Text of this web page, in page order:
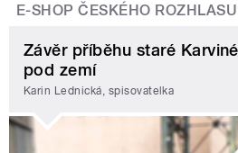
E-SHOP ČESKÉHO ROZHLASU
Závěr příběhu staré
pod zemí
Karin Lednická, spisovatelka